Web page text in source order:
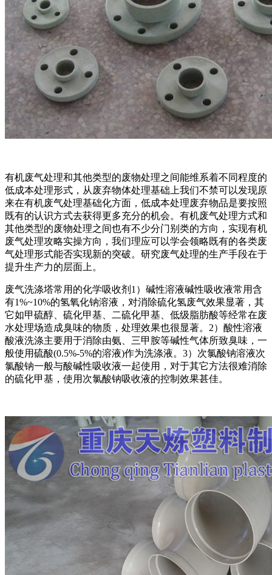
有机废气处理和其他类型的废物处理之间能维系着不同程度的
低成本处理形式，从废弃物体处理基础上我们不禁可以发现原
来在有机废气处理基础化方面，低成本处理废弃物品是要按照
既有的认识方式去获得更多充分的机会。有机废气处理方式和
其他类型的废物处理之间也有不少分门别类的方向，实现有机
废气处理攻略实操方向，我们理应可以学会领略既有的各类废
气处理形式能否实现新的突破。研究废气处理的生产手段在于
提升生产力的层面上。
废气洗涤塔常用的化学吸收剂1）碱性溶液碱性吸收液常用含
有1%~10%的氢氧化钠溶液，对消除硫化氢废气效果显著，其
它如甲硫醇、硫化甲基、二硫化甲基、低级脂肪酸等经常在废
水处理场造成臭味的物质，处理效果也很显著。2）酸性溶液
酸液洗涤主要用于消除由氨、三甲胺等碱性气体所致臭味，一
般使用硫酸(0.5%-5%的溶液)作为洗涤液。3）次氯酸钠溶液次
氯酸钠一般与酸碱性吸收液一起使用，对于其它方法很难消除
的硫化甲基，使用次氯酸钠吸收液的控制效果甚佳。